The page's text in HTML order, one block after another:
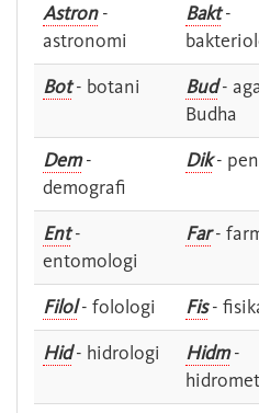
Astron-
astronomi
Bakt-
Bot- botani Bud-
Budha
Dem-
demografi
Dik-
Ent-
entomologi
Far-
Filol- folologi Fis-
Hid- hidrologi Hidm-